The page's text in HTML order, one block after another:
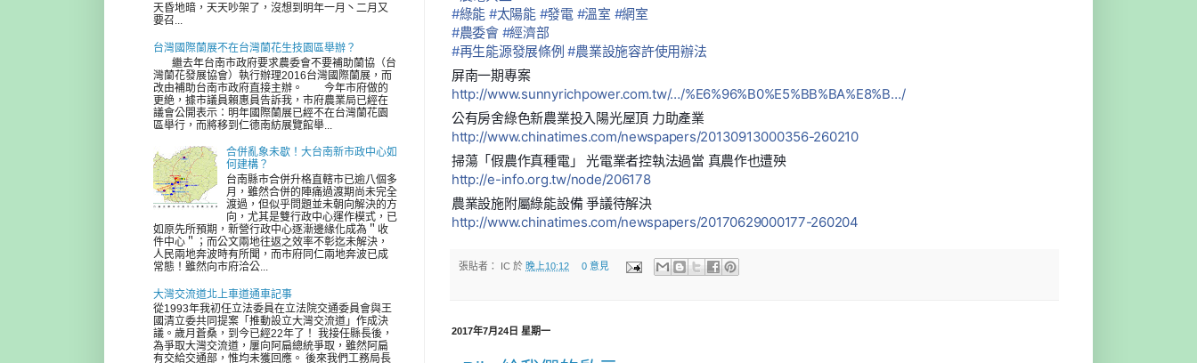
#綠能 #太陽能 #發電 #溫室 #網室
#農委會 #經濟部
#再生能源發展條例 #農業設施容許使用辦法
屏南一期專案
http://www.sunnyrichpower.com.tw/…/%E6%96%B0%E5%BB%BA%E8%B…/
公有房舍綠色新農業投入陽光屋頂 力助產業
http://www.chinatimes.com/newspapers/20130913000356-260210
掃蕩「假農作真種電」 光電業者控執法過當 真農作也遭殃
http://e-info.org.tw/node/206178
農業設施附屬綠能設備 爭議待解決
http://www.chinatimes.com/newspapers/20170629000177-260204
張貼者： IC 於 晚上10:12 0 意見
2017年7月24日 星期一
天昏地暗，天天吵架了，沒想到明年一月丶二月又
要召...
台灣國際蘭展不在台灣蘭花生技園區舉辦？
繼去年台南市政府要求農委會不要補助蘭協（台
灣蘭花發展協會）執行辦理2016台灣國際蘭展，而
改由補助台南市政府直接主辦。 今年市府做的
更絶，據市議員賴惠員告訴我，市府農業局已經在
議會公開表示：明年國際蘭展已經不在台灣蘭花園
區舉行，而將移到仁德南紡展覽館舉...
合併亂象未歇！大台南新市政中心如
何建構？
台南縣市合併升格直轄市已逾八個多
月，雖然合併的陣痛過渡期尚未完全
渡過，但似乎問題並未朝向解決的方
向，尤其是雙行政中心運作模式，已
如原先所預期，新營行政中心逐漸邊緣化成為＂收
件中心＂；而公文兩地往返之效率不彰迄未解決，
人民兩地奔波時有所聞，而市府同仁兩地奔波已成
常態！雖然向市府洽公...
大灣交流道北上車道通車記事
從1993年我初任立法委員在立法院交通委員會與王
國清立委共同提案「推動設立大灣交流道」作成決
議。歲月蒼桑，到今已經22年了！ 我接任縣長後，
為爭取大灣交流道，屢向阿扁總統爭取，雖然阿扁
有交給交通部，惟均未獲回應。 後來我們工務局長